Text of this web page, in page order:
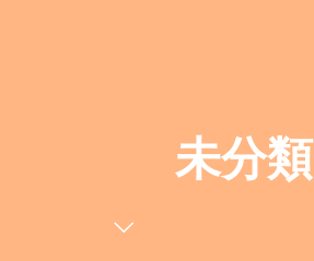
未分類